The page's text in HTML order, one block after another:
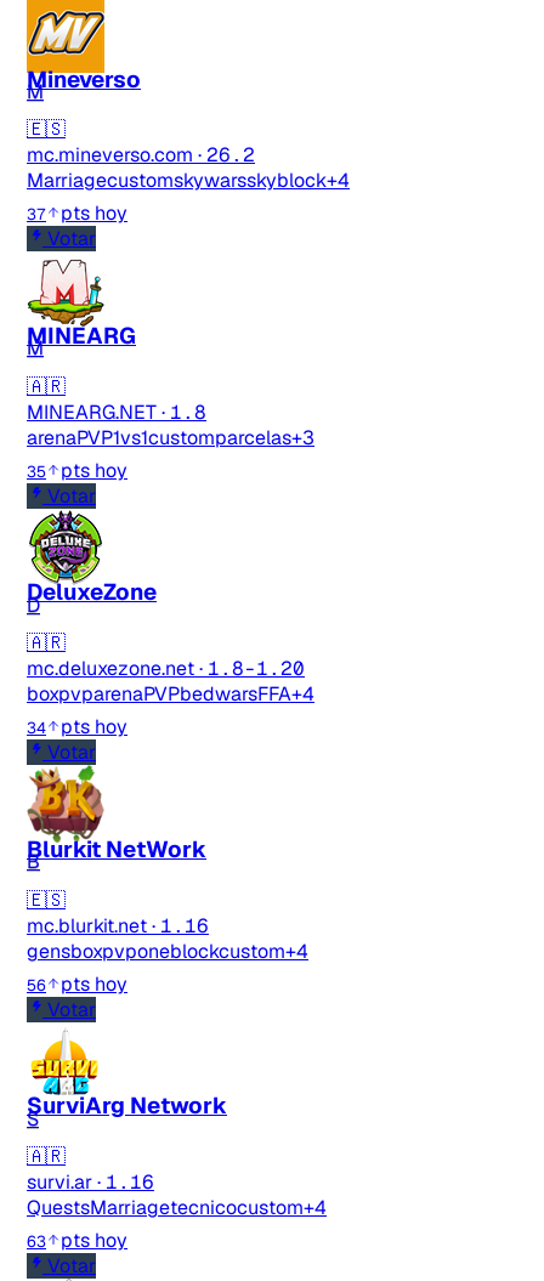
M
Mineverso
🇪🇸
mc.mineverso.com ·26.2
Marriagecustomskywarsskyblock+4
37
pts hoy
Votar
M
MINEARG
🇦🇷
MINEARG.NET· 1.8
arenaPVP1vs1customparcelas+3
35
pts hoy
Votar
D
DeluxeZone
🇦🇷
mc.deluxezone.net· 1.8-1.20
boxpvparenaPVPbedwarsFFA+4
34
pts hoy
Votar
B
Blurkit NetWork
🇪🇸
mc.blurkit.net· 1.16
gensboxpvponeblockcustom+4
56
pts hoy
Votar
S
SurviArg Network
🇦🇷
survi.ar· 1.16
QuestsMarriagetecnicocustom+4
63
pts hoy
Votar